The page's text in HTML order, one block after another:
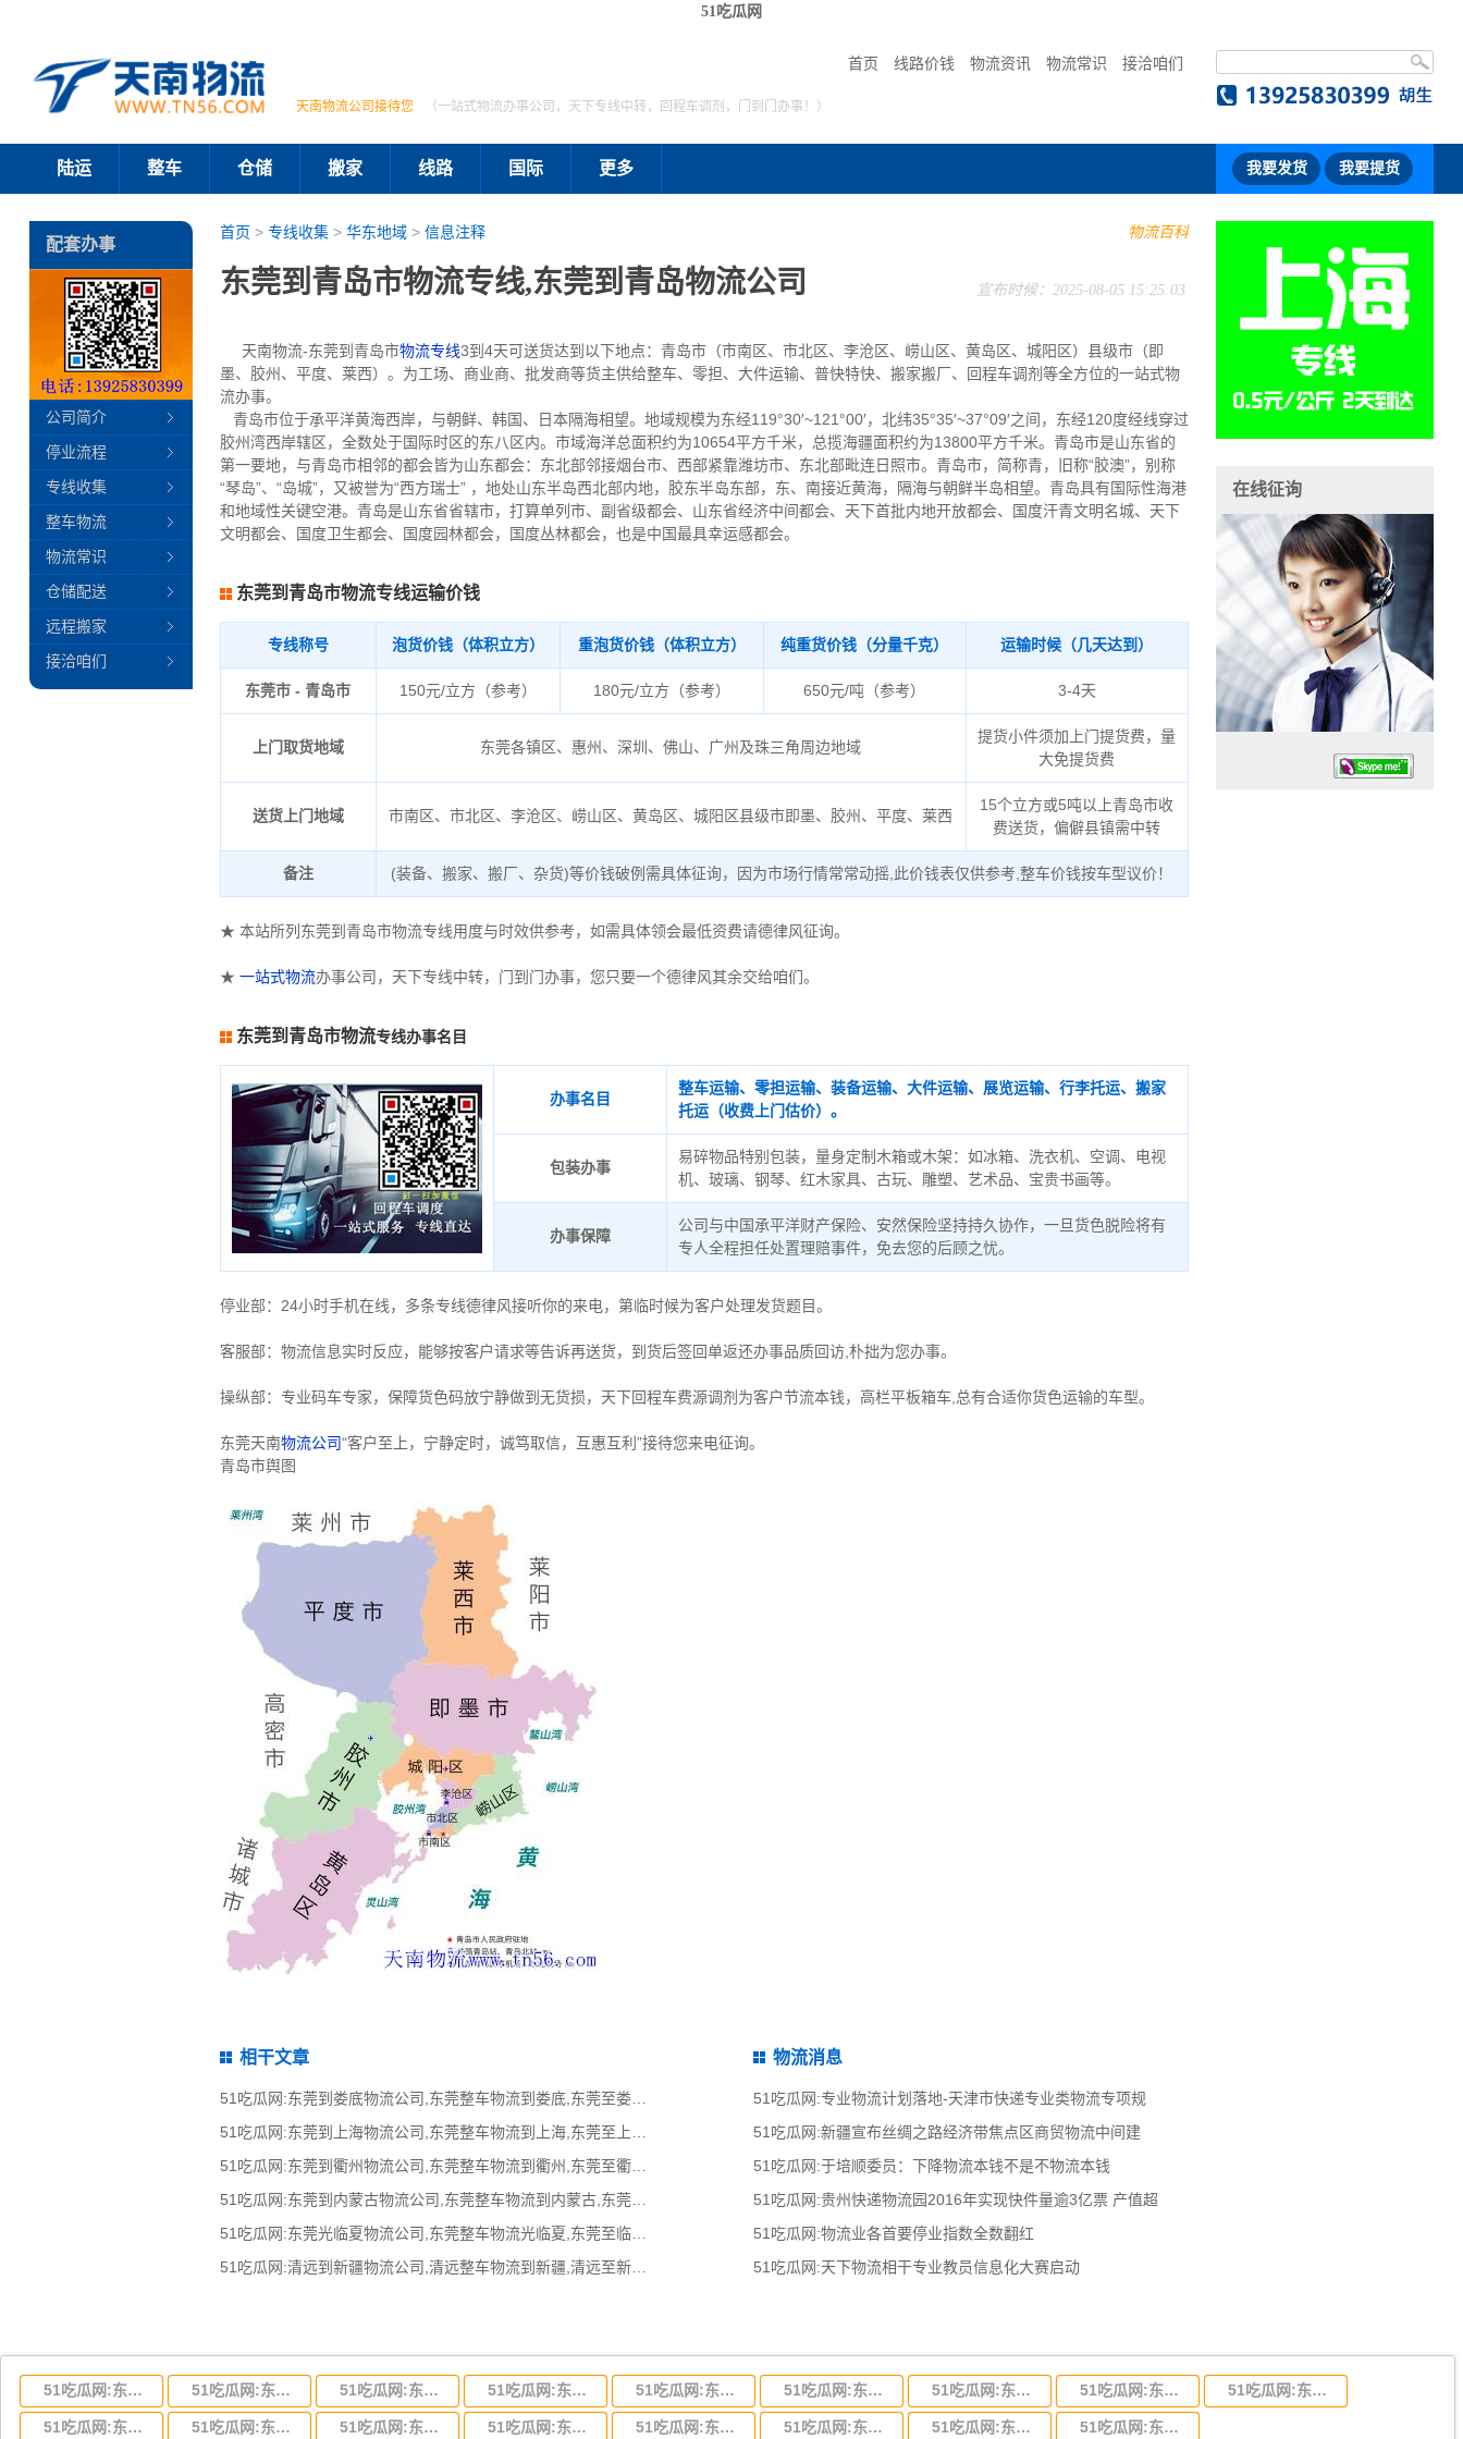
51吃瓜网
首页 线路价钱 物流资讯 物流常识 接洽咱们
天南物流公司接待您 （一站式物流办事公司，天下专线中转，回程车调剂，门到门办事！）
陆运 整车 仓储 搬家 线路 国际 更多 我要发货 我要提货
物流百科
首页 > 专线收集> 华东地域> 信息注释
东莞到青岛市物流专线,东莞到青岛物流公司 宣布时候：2025-08-05 15:25:03
天南物流-东莞到青岛市物流专线3到4天可送货达到以下地点：青岛市（市南区、市北区、李沧区、崂山区、黄岛区、城阳区）县级市（即
墨、胶州、平度、莱西）。为工场、商业商、批发商等货主供给整车、零担、大件运输、普快特快、搬家搬厂、回程车调剂等全方位的一站式物
流办事。
青岛市位于承平洋黄海西岸，与朝鲜、韩国、日本隔海相望。地域规模为东经119°30′~121°00′，北纬35°35′~37°09′之间，东经120度经线穿过
胶州湾西岸辖区，全数处于国际时区的东八区内。市域海洋总面积约为10654平方千米，总揽海疆面积约为13800平方千米。青岛市是山东省的
第一要地，与青岛市相邻的都会皆为山东都会：东北部邻接烟台市、西部紧靠潍坊市、东北部毗连日照市。青岛市，简称青，旧称“胶澳”，别称
“琴岛”、“岛城”，又被誉为“西方瑞士” ，地处山东半岛西北部内地，胶东半岛东部，东、南接近黄海，隔海与朝鲜半岛相望。青岛具有国际性海港
和地域性关键空港。青岛是山东省省辖市，打算单列市、副省级都会、山东省经济中间都会、天下首批内地开放都会、国度汗青文明名城、天下
文明都会、国度卫生都会、国度园林都会，国度丛林都会，也是中国最具幸运感都会。
东莞到青岛市物流专线运输价钱
专线称号 泡货价钱（体积立方） 重泡货价钱（体积立方） 纯重货价钱（分量千克） 运输时候（几天达到）
东莞市 - 青岛市 150元/立方（参考） 180元/立方（参考） 650元/吨（参考） 3-4天
上门取货地域 东莞各镇区、惠州、深圳、佛山、广州及珠三角周边地域
提货小件须加上门提货费，量
大免提货费
送货上门地域 市南区、市北区、李沧区、崂山区、黄岛区、城阳区县级市即墨、胶州、平度、莱西
15个立方或5吨以上青岛市收
费送货，偏僻县镇需中转
备注 (装备、搬家、搬厂、杂货)等价钱破例需具体征询，因为市场行情常常动摇,此价钱表仅供参考,整车价钱按车型议价！
★ 本站所列东莞到青岛市物流专线用度与时效供参考，如需具体领会最低资费请德律风征询。
★ 一站式物流办事公司，天下专线中转，门到门办事，您只要一个德律风其余交给咱们。
东莞到青岛市物流专线办事名目
办事名目
整车运输、零担运输、装备运输、大件运输、展览运输、行李托运、搬家
托运（收费上门估价）。
包装办事
易碎物品特别包装，量身定制木箱或木架：如冰箱、洗衣机、空调、电视
机、玻璃、钢琴、红木家具、古玩、雕塑、艺术品、宝贵书画等。
办事保障
公司与中国承平洋财产保险、安然保险坚持持久协作，一旦货色脱险将有
专人全程担任处置理赔事件，免去您的后顾之忧。
停业部：24小时手机在线，多条专线德律风接听你的来电，第临时候为客户处理发货题目。
客服部：物流信息实时反应，能够按客户请求等告诉再送货，到货后签回单返还办事品质回访,朴拙为您办事。
操纵部：专业码车专家，保障货色码放宁静做到无货损，天下回程车费源调剂为客户节流本钱，高栏平板箱车,总有合适你货色运输的车型。
东莞天南物流公司“客户至上，宁静定时，诚笃取信，互惠互利”接待您来电征询。
青岛市舆图
相干文章
51吃瓜网:东莞到娄底物流公司,东莞整车物流到娄底,东莞至娄底物流专线 - 天南
51吃瓜网:东莞到衢州物流公司,东莞整车物流到衢州,东莞至衢州物流专线 - 天南
51吃瓜网:东莞到内蒙古物流公司,东莞整车物流到内蒙古,东莞至内蒙古物流专线
51吃瓜网:东莞光临夏物流公司,东莞整车物流光临夏,东莞至临夏物流专线 - 天南
51吃瓜网:清远到新疆物流公司,清远整车物流到新疆,清远至新疆物流专线 - 天南
物流消息
51吃瓜网:专业物流计划落地-天津市快递专业类物流专项规
51吃瓜网:新疆宣布丝绸之路经济带焦点区商贸物流中间建
51吃瓜网:于培顺委员：下降物流本钱不是不物流本钱
51吃瓜网:贵州快递物流园2016年实现快件量逾3亿票 产值超
51吃瓜网:物流业各首要停业指数全数翻红
51吃瓜网:天下物流相干专业教员信息化大赛启动
配套办事
公司简介
停业流程
专线收集
整车物流
物流常识
仓储配送
远程搬家
接洽咱们
在线征询
51吃瓜网:东莞到湖北省物流专线,东莞到湖北省物流公司 51吃瓜网:东莞到河南省物流专线,东莞到河南省物流公司 51吃瓜网:东莞到湖南省物流专线,东莞到湖南省物流公司 51吃瓜网:东莞到河北省物流专线,东莞到河北省物流公司 51吃瓜网:东莞到吉林省物流运输,东莞到吉林省物流公司 51吃瓜网:东莞到甘肃省物流运输,东莞到甘肃省物流公司 51吃瓜网:东莞到陕西省物流运输,东莞到陕西省物流公司 51吃瓜网:东莞到贵州省物流运输,东莞到贵州省物流公司 51吃瓜网:东莞到四川省物流专线,东莞到四川省物流公司
51吃瓜网:东莞到云南省物流运输,东莞到云南省物流公司 51吃瓜网:东莞到江西省物流专线,东莞到江西省物流公司 51吃瓜网:东莞到安徽省物流专线,东莞到安徽省物流公司 51吃瓜网:东莞到山东省物流专线,东莞到山东省物流公司 51吃瓜网:东莞到江苏物流专线运输,东莞到江苏省物流公司 51吃瓜网:东莞到浙江省物流运输,东莞到浙江省物流公司 51吃瓜网:东莞到福建省物流运输,东莞到福建省物流公司 51吃瓜网:东莞到广西物流专线,东莞到广西物流公司